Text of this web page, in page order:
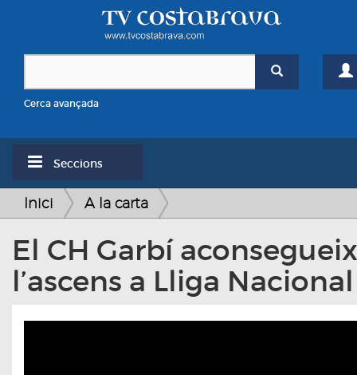
Cerca avançada
Seccions
Inici A la carta
El CH Garbí aconsegueix
l’ascens a Lliga Nacional